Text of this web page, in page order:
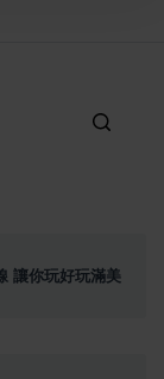
讓你玩好玩滿美